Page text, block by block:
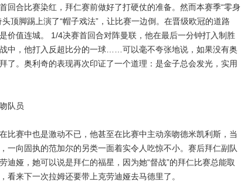
合比赛染红，拜仁赛前做好了打硬仗的准备。然而本赛季“零身
顶脚踢上演了“帽子戏法”，让比赛一边倒。在晋级欧冠的道路
价值连城。 1/4决赛首回合对阵曼联，他在最后一分钟打入制胜
中，他打入反超比分的一球……可以毫不夸张地说，如果没有奥
了。奥利奇的表现再次印证了一个道理：是金子总会发光，实用
队员
赛中也是激动不已，他甚至在比赛中主动亲吻德米凯利斯，当
一向固执的范加尔的另类一面着实令人吃惊不小。赛后拜仁副队
迪娅，她可以说是拜仁的福星，因为她“督战”的拜仁比赛总能取
看来下一次拉姆还要带上克劳迪娅去马德里了。